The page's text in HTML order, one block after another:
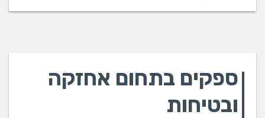
ספקים בתחום אחזקה
ובטיחות